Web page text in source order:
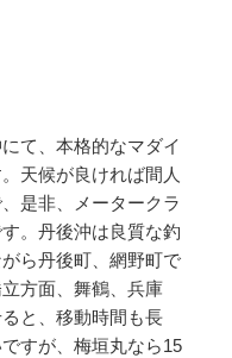
て、本格的なマダイ
天候が良ければ間人
是非、メータークラ
。丹後沖は良質な釣
ら丹後町、網野町で
方面、舞鶴、兵庫
と、移動時間も長
すが、梅垣丸なら15